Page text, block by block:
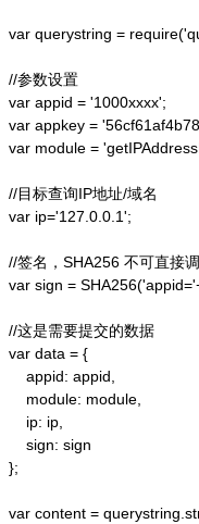
var querystring =
//参数设置
var appid = '1000xxxx';
var appkey =
var module =
//目标查询IP地址/域名
var ip='127.0.0.1';
//签名，SHA256 不可直接
var sign =
//这是需要提交的数据
var data = {
    appid: appid,
    module: module,
    ip: ip,
    sign: sign
};
var content =